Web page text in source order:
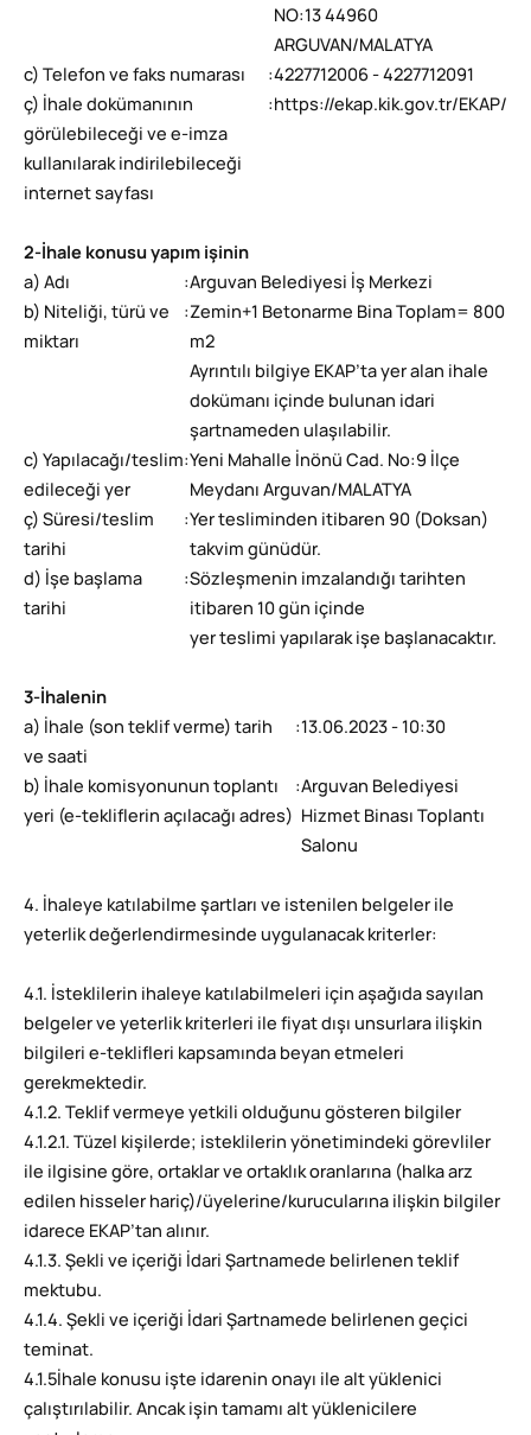
NO:13 44960
ARGUVAN/MALATYA
c) Telefon ve faks numarası
:4227712006 - 4227712091
ç) İhale dokümanının
görülebileceği ve e-imza
kullanılarak indirilebileceği
internet sayfası
: https://ekap.kik.gov.tr/EKAP/
2-İhale konusu yapım işinin
a) Adı
:Arguvan Belediyesi İş Merkezi
b) Niteliği, türü ve
miktarı
:Zemin+1 Betonarme Bina Toplam= 800
m2
Ayrıntılı bilgiye EKAP’ta yer alan ihale
dokümanı içinde bulunan idari
şartnameden ulaşılabilir.
c) Yapılacağı/teslim
edileceği yer
: Yeni Mahalle İnönü Cad. No:9 İlçe
Meydanı Arguvan/MALATYA
ç) Süresi/teslim
tarihi
: Yer tesliminden itibaren 90 (Doksan)
takvim günüdür.
d) İşe başlama
tarihi
:Sözleşmenin imzalandığı tarihten
itibaren 10 gün içinde
yer teslimi yapılarak işe başlanacaktır.
3-İhalenin
a) İhale (son teklif verme) tarih
ve saati
:13.06.2023 - 10:30
b) İhale komisyonunun toplantı
yeri (e-tekliflerin açılacağı adres)
:Arguvan Belediyesi
Hizmet Binası Toplantı
Salonu
4. İhaleye katılabilme şartları ve istenilen belgeler ile
yeterlik değerlendirmesinde uygulanacak kriterler:
4.1. İsteklilerin ihaleye katılabilmeleri için aşağıda sayılan
belgeler ve yeterlik kriterleri ile fiyat dışı unsurlara ilişkin
bilgileri e-teklifleri kapsamında beyan etmeleri
gerekmektedir.
4.1.2. Teklif vermeye yetkili olduğunu gösteren bilgiler
4.1.2.1. Tüzel kişilerde; isteklilerin yönetimindeki görevliler
ile ilgisine göre, ortaklar ve ortaklık oranlarına (halka arz
edilen hisseler hariç)/üyelerine/kurucularına ilişkin bilgiler
idarece EKAP’tan alınır.
4.1.3. Şekli ve içeriği İdari Şartnamede belirlenen teklif
mektubu.
4.1.4. Şekli ve içeriği İdari Şartnamede belirlenen geçici
teminat.
4.1.5İhale konusu işte idarenin onayı ile alt yüklenici
çalıştırılabilir. Ancak işin tamamı alt yüklenicilere